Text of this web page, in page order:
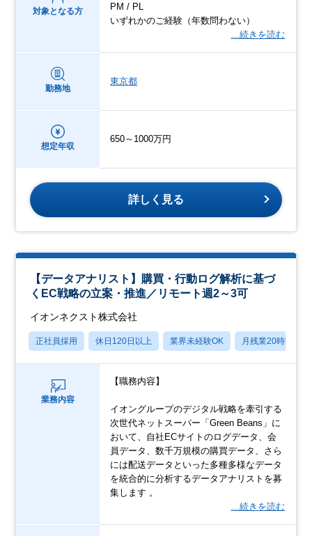
対象となる方
PM / PL
いずれかのご経験（年数問わない）
…続きを読む
勤務地
東京都
想定年収
650～1000万円
詳しく見る
【データアナリスト】購買・行動ログ解析に基づ
くEC戦略の立案・推進／リモート週2～3可
イオンネクスト株式会社
正社員採用 休日120日以上 業界未経験OK 月残業20時間以内
業務内容
【職務内容】
イオングループのデジタル戦略を牽引する
次世代ネットスーパー「Green Beans」に
おいて、自社ECサイトのログデータ、会
員データ、数千万規模の購買データ、さら
には配送データといった多種多様なデータ
を統合的に分析するデータアナリストを募
集します 。
…続きを読む